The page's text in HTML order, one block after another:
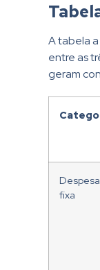
A tabela
entre as
geram
Despesa
fixa